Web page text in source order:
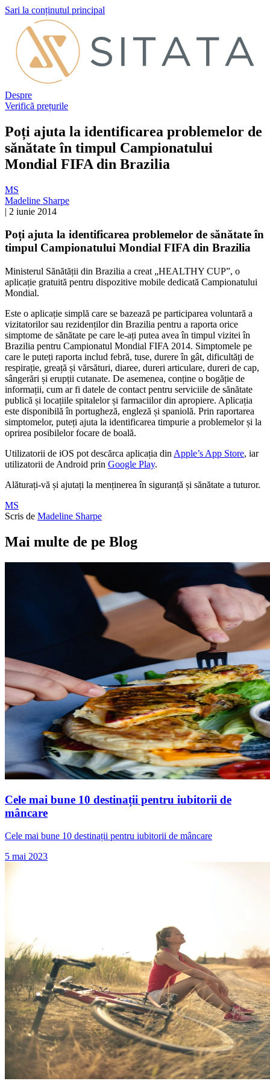
Sari la conținutul principal
Despre
Verifică prețurile
Poți ajuta la identificarea problemelor de
sănătate în timpul Campionatului
Mondial FIFA din Brazilia
MS
Madeline Sharpe
| 2 iunie 2014
Poți ajuta la identificarea problemelor de sănătate în
timpul Campionatului Mondial FIFA din Brazilia
Ministerul Sănătății din Brazilia a creat „HEALTHY CUP”, o
aplicație gratuită pentru dispozitive mobile dedicată Campionatului
Mondial.
Este o aplicație simplă care se bazează pe participarea voluntară a
vizitatorilor sau rezidenților din Brazilia pentru a raporta orice
simptome de sănătate pe care le-ați putea avea în timpul vizitei în
Brazilia pentru Campionatul Mondial FIFA 2014. Simptomele pe
care le puteți raporta includ febră, tuse, durere în gât, dificultăți de
respirație, greață și vărsături, diaree, dureri articulare, dureri de cap,
sângerări și erupții cutanate. De asemenea, conține o bogăție de
informații, cum ar fi datele de contact pentru serviciile de sănătate
publică și locațiile spitalelor și farmaciilor din apropiere. Aplicația
este disponibilă în portugheză, engleză și spaniolă. Prin raportarea
simptomelor, puteți ajuta la identificarea timpurie a problemelor și la
oprirea posibilelor focare de boală.
Utilizatorii de iOS pot descărca aplicația din Apple’s App Store, iar
utilizatorii de Android prin Google Play.
Alăturați-vă și ajutați la menținerea în siguranță și sănătate a tuturor.
MS
Scris de Madeline Sharpe
Mai multe de pe Blog
Cele mai bune 10 destinații pentru iubitorii de
mâncare
Cele mai bune 10 destinații pentru iubitorii de mâncare
5 mai 2023